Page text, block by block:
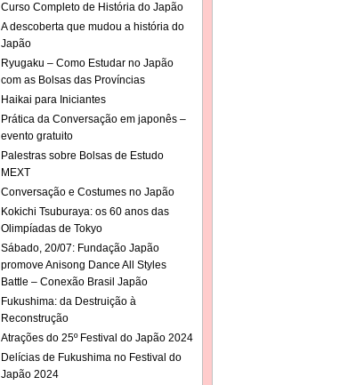
Curso Completo de História do Japão
A descoberta que mudou a história do
Japão
Ryugaku – Como Estudar no Japão
com as Bolsas das Províncias
Haikai para Iniciantes
Prática da Conversação em japonês –
evento gratuito
Palestras sobre Bolsas de Estudo
MEXT
Conversação e Costumes no Japão
Kokichi Tsuburaya: os 60 anos das
Olimpíadas de Tokyo
Sábado, 20/07: Fundação Japão
promove Anisong Dance All Styles
Battle – Conexão Brasil Japão
Fukushima: da Destruição à
Reconstrução
Atrações do 25º Festival do Japão 2024
Delícias de Fukushima no Festival do
Japão 2024